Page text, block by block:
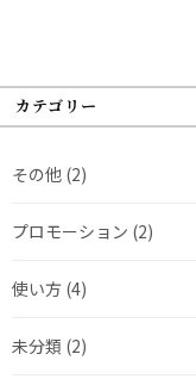
カテゴリー
その他 (2)
プロモーション (2)
使い方 (4)
未分類 (2)